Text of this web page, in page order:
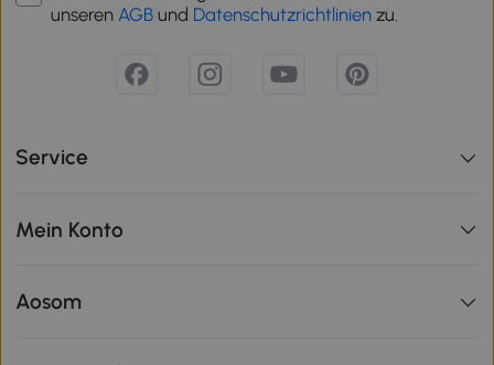
unseren AGB und Datenschutzrichtlinien zu.
Service
Mein Konto
Aosom